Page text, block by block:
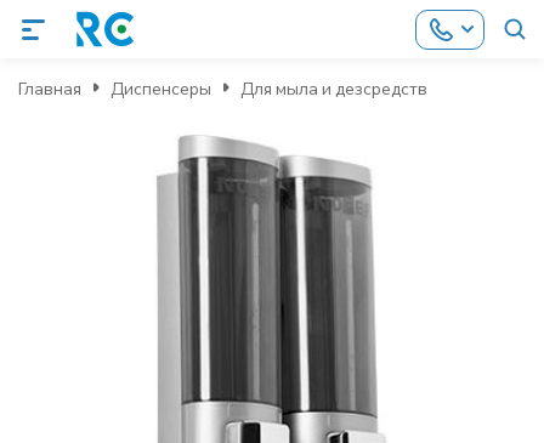
Главная Диспенсеры Для мыла и дезсредств